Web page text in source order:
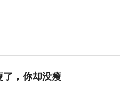
了，你却没瘦